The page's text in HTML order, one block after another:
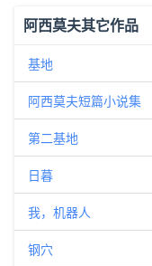
阿西莫夫其它作品
基地
阿西莫夫短篇小说集
第二基地
日暮
我，机器人
钢穴